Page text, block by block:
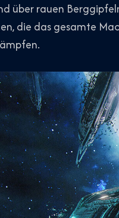
über rauen
die das gesamte